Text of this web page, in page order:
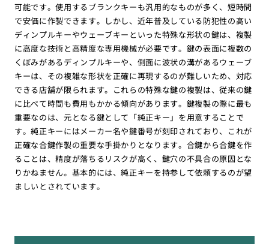
可能です。使用するブランクキーも汎用的なものが多く、短時間
で安価に作製できます。しかし、近年普及している防犯性の高い
ディンプルキーやウェーブキーといった特殊な形状の鍵は、複製
に高度な技術と高精度な専用機械が必要です。鍵の表面に複数の
くぼみがあるディンプルキーや、側面に波状の溝があるウェーブ
キーは、その複雑な形状を正確に再現するのが難しいため、対応
できる店舗が限られます。これらの特殊な鍵の複製は、従来の鍵
に比べて時間も費用もかかる傾向があります。鍵複製の際に最も
重要なのは、元となる鍵として「純正キー」を用意することで
す。純正キーにはメーカー名や鍵番号が刻印されており、これが
正確な合鍵作製の重要な手掛かりとなります。合鍵から合鍵を作
ることは、精度が落ちるリスクが高く、鍵穴の不具合の原因とな
りかねません。基本的には、純正キーを持参して依頼するのが望
ましいとされています。